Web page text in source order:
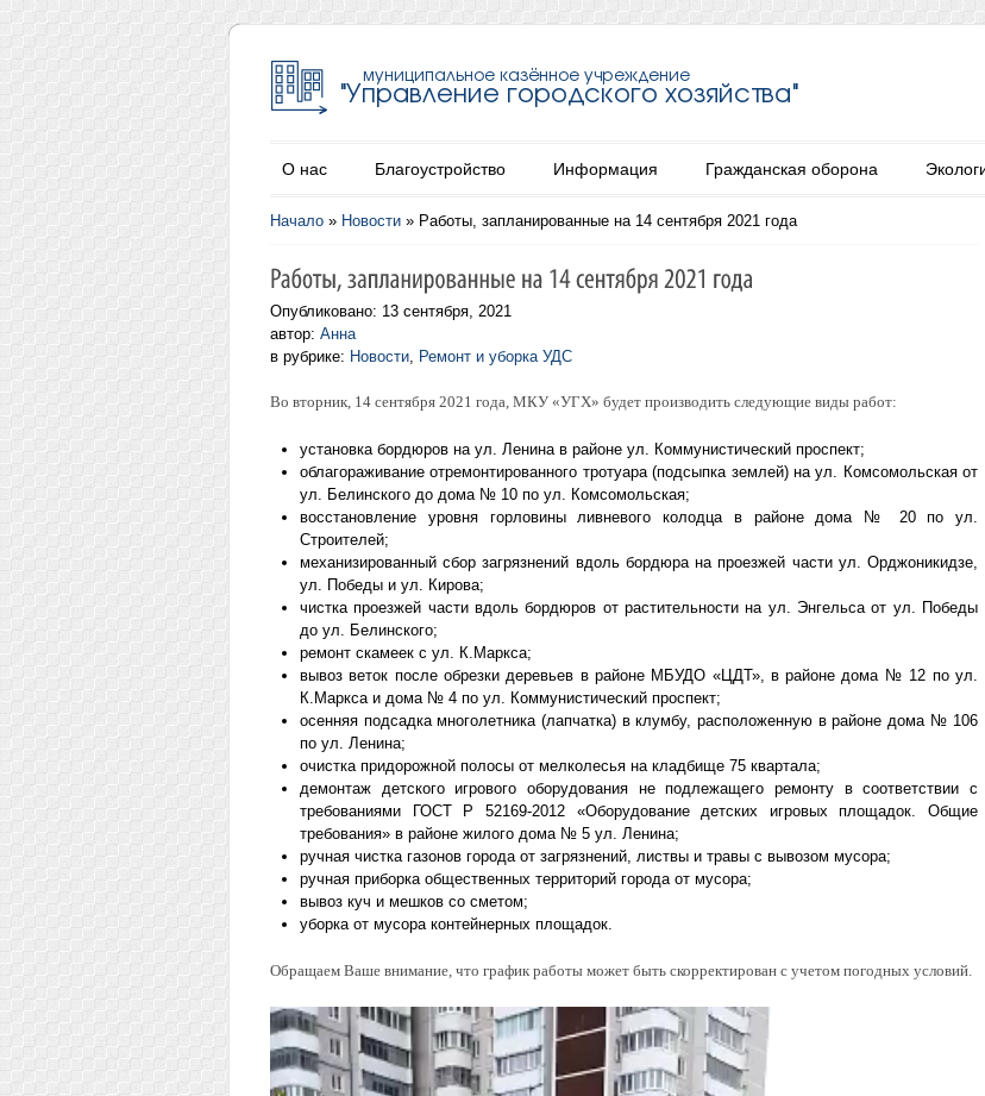
О нас Благоустройство Информация Гражданская оборона
Начало » Новости » Работы, запланированные на 14 сентября 2021 года
Опубликовано: 13 сентября, 2021
автор: Анна
в рубрике: Новости, Ремонт и уборка УДС
Во вторник, 14 сентября 2021 года, МКУ «УГХ» будет производить следующие виды работ:
установка бордюров на ул. Ленина в районе ул. Коммунистический проспект;
облагораживание отремонтированного тротуара (подсыпка землей) на ул. Комсомольская от
ул. Белинского до дома № 10 по ул. Комсомольская;
восстановление уровня горловины ливневого колодца в районе дома № 20 по ул.
Строителей;
механизированный сбор загрязнений вдоль бордюра на проезжей части ул. Орджоникидзе,
ул. Победы и ул. Кирова;
чистка проезжей части вдоль бордюров от растительности на ул. Энгельса от ул. Победы
до ул. Белинского;
ремонт скамеек с ул. К.Маркса;
вывоз веток после обрезки деревьев в районе МБУДО «ЦДТ», в районе дома № 12 по ул.
К.Маркса и дома № 4 по ул. Коммунистический проспект;
осенняя подсадка многолетника (лапчатка) в клумбу, расположенную в районе дома № 106
по ул. Ленина;
очистка придорожной полосы от мелколесья на кладбище 75 квартала;
демонтаж детского игрового оборудования не подлежащего ремонту в соответствии с
требованиями ГОСТ Р 52169-2012 «Оборудование детских игровых площадок. Общие
требования» в районе жилого дома № 5 ул. Ленина;
ручная чистка газонов города от загрязнений, листвы и травы с вывозом мусора;
ручная приборка общественных территорий города от мусора;
вывоз куч и мешков со сметом;
уборка от мусора контейнерных площадок.
Обращаем Ваше внимание, что график работы может быть скорректирован с учетом погодных условий.